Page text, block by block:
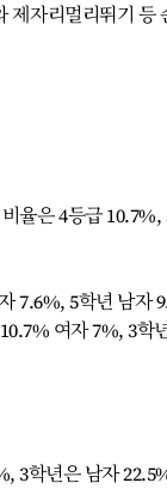
제자리멀리뛰기 등
율은 4등급
7.6%, 5학년 남자
여자 7%, 3학
3학년은 남자